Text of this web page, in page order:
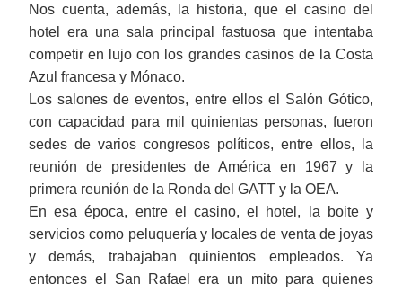
Nos cuenta, además, la historia, que el casino del
hotel era una sala principal fastuosa que intentaba
competir en lujo con los grandes casinos de la Costa
Azul francesa y Mónaco.
Los salones de eventos, entre ellos el Salón Gótico,
con capacidad para mil quinientas personas, fueron
sedes de varios congresos políticos, entre ellos, la
reunión de presidentes de América en 1967 y la
primera reunión de la Ronda del GATT y la OEA.
En esa época, entre el casino, el hotel, la boite y
servicios como peluquería y locales de venta de joyas
y demás, trabajaban quinientos empleados. Ya
entonces el San Rafael era un mito para quienes